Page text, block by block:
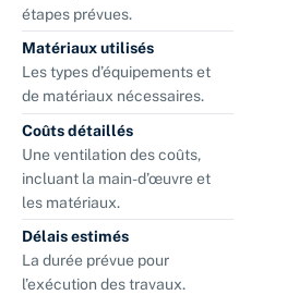
étapes prévues.
Matériaux utilisés
Les types d’équipements et
de matériaux nécessaires.
Coûts détaillés
Une ventilation des coûts,
incluant la main-d’œuvre et
les matériaux.
Délais estimés
La durée prévue pour
l’exécution des travaux.